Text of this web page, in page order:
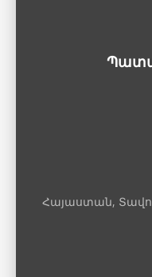
Հայաստան,